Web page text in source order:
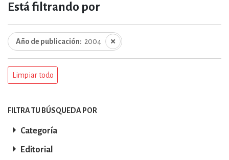
Está filtrando por
Año de publicación 2004
Limpiar todo
FILTRA TU BÚSQUEDA POR
Categoría
Editorial